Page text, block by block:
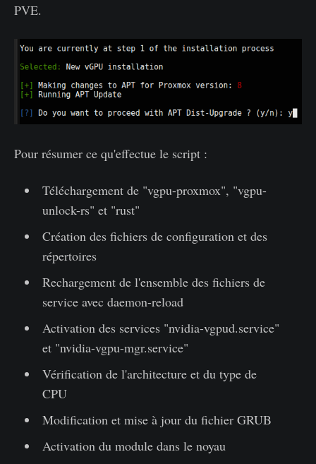
PVE.
Pour résumer ce qu'effectue le script :
Téléchargement de "vgpu-proxmox", "vgpu-
unlock-rs" et "rust"
Création des fichiers de configuration et des
répertoires
Rechargement de l'ensemble des fichiers de
service avec daemon-reload
Activation des services "nvidia-vgpud.service"
et "nvidia-vgpu-mgr.service"
Vérification de l'architecture et du type de
CPU
Modification et mise à jour du fichier GRUB
Activation du module dans le noyau